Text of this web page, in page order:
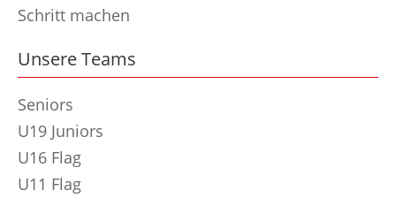
Schritt machen
Unsere Teams
Seniors
U19 Juniors
U16 Flag
U11 Flag